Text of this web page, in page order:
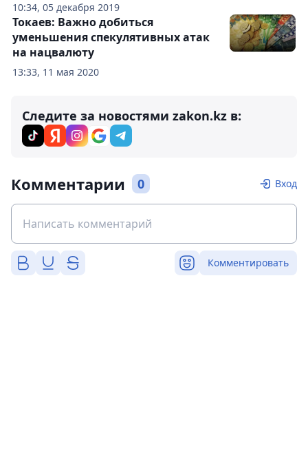
10:34, 05 декабря 2019
13:33, 11 мая 2020
Токаев: Важно добиться
уменьшения спекулятивных атак
на нацвалюту
Следите за новостями zakon.kz в:
Комментарии 0 Вход
Комментировать